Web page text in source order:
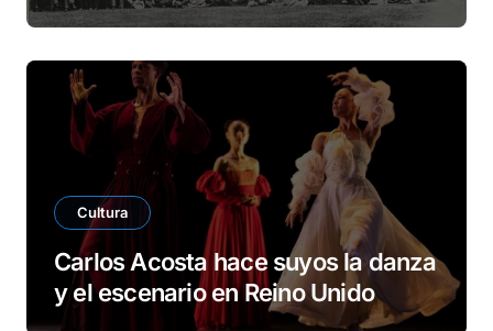
Cultura
Carlos Acosta hace suyos la danza
y el escenario en Reino Unido